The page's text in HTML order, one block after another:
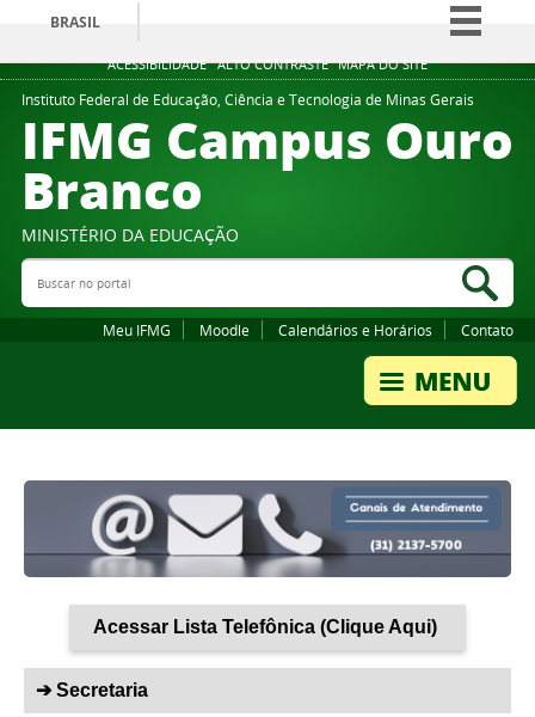
ACESSIBILIDADE ALTO CONTRASTE MAPA DO SITE
BRASIL
Simplifique!
Comunica BR
Participe
Instituto Federal de Educação, Ciência e Tecnologia de Minas Gerais
IFMG Campus Ouro
Branco
MINISTÉRIO DA EDUCAÇÃO
Buscar no portal
Meu IFMG Moodle Calendários e Horários Contato
Acessar Lista Telefônica (Clique Aqui)
➔ Secretaria